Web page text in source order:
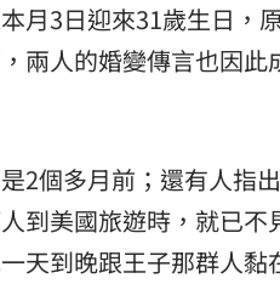
月3日迎來31歲生日，
兩人的婚變傳言也因此
2個多月前；還有人指
到美國旅遊時，就已不
天到晚跟王子那群人黏